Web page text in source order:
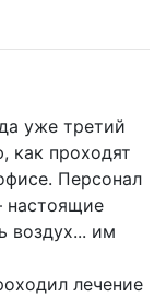
уже третий
как проходят
Персонал
настоящие
воздух... им
лечение